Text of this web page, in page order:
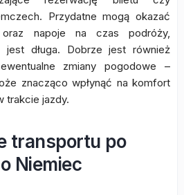
Przydatne mogą okazać
napoje na czas podróży,
jest długa. Dobrze jest również
zmiany pogodowe –
znacząco wpłynąć na komfort
trakcie jazdy.
transportu po
Niemiec